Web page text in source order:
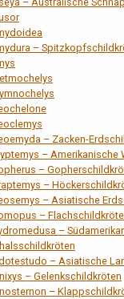
–
– Zacken-
– Amerikanische
–
–
– Asiatische
–
–
– Asiatische
– Gelenkschildkröten
–